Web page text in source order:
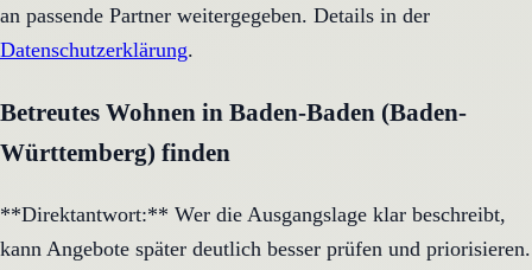
an passende Partner weitergegeben. Details in der
Datenschutzerklärung.
Betreutes Wohnen in Baden-Baden (Baden-
Württemberg) finden
**Direktantwort:** Wer die Ausgangslage klar beschreibt,
kann Angebote später deutlich besser prüfen und priorisieren.